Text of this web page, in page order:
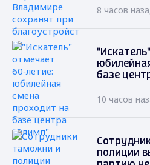
8 часов
базе
10 часов
полиции